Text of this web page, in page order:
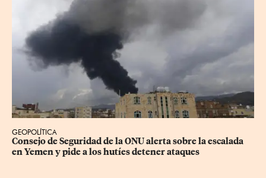
GEOPOLÍTICA
Consejo de Seguridad de la ONU alerta sobre la escalada
en Yemen y pide a los hutíes detener ataques